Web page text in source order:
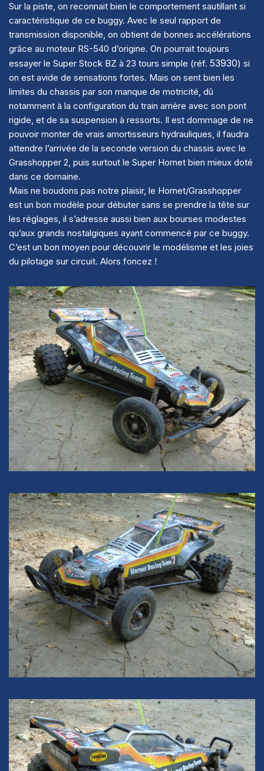
Sur la piste, on reconnait bien le comportement sautillant si
caractéristique de ce buggy. Avec le seul rapport de
transmission disponible, on obtient de bonnes accélérations
grâce au moteur RS-540 d’origine. On pourrait toujours
essayer le Super Stock BZ à 23 tours simple (réf. 53930) si
on est avide de sensations fortes. Mais on sent bien les
limites du chassis par son manque de motricité, dû
notamment à la configuration du train arrière avec son pont
rigide, et de sa suspension à ressorts. Il est dommage de ne
pouvoir monter de vrais amortisseurs hydrauliques, il faudra
attendre l’arrivée de la seconde version du chassis avec le
Grasshopper 2, puis surtout le Super Hornet bien mieux doté
dans ce domaine.
Mais ne boudons pas notre plaisir, le Hornet/Grasshopper
est un bon modèle pour débuter sans se prendre la tête sur
les réglages, il s’adresse aussi bien aux bourses modestes
qu’aux grands nostalgiques ayant commencé par ce buggy.
C’est un bon moyen pour découvrir le modélisme et les joies
du pilotage sur circuit. Alors foncez !